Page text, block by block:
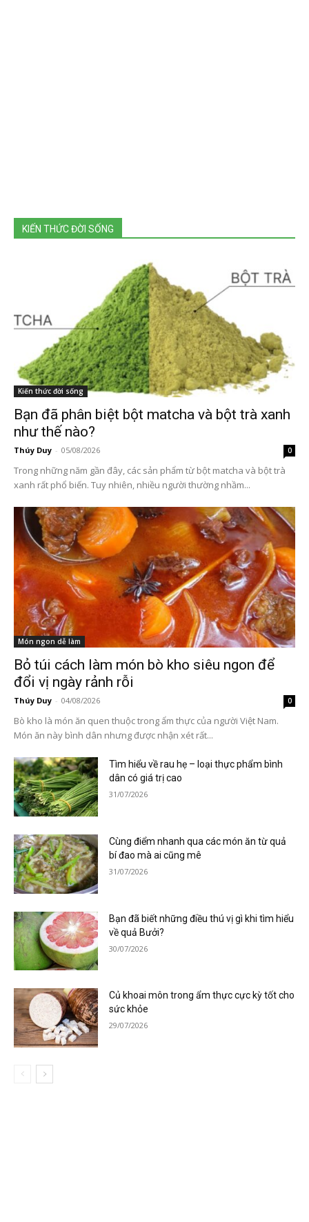
KIẾN THỨC ĐỜI SỐNG
Kiến thức đời sống
Bạn đã phân biệt bột matcha và bột trà xanh
như thế nào?
Thúy Duy - 05/08/2026 0
Trong những năm gần đây, các sản phẩm từ bột matcha và bột trà
xanh rất phổ biến. Tuy nhiên, nhiều người thường nhầm...
Món ngon dễ làm
Bỏ túi cách làm món bò kho siêu ngon để
đổi vị ngày rảnh rỗi
Thúy Duy - 04/08/2026 0
Bò kho là món ăn quen thuộc trong ẩm thực của người Việt Nam.
Món ăn này bình dân nhưng được nhận xét rất...
Tìm hiểu về rau hẹ – loại thực phẩm bình
dân có giá trị cao
31/07/2026
Cùng điểm nhanh qua các món ăn từ quả
bí đao mà ai cũng mê
31/07/2026
Bạn đã biết những điều thú vị gì khi tìm hiểu
về quả Bưởi?
30/07/2026
Củ khoai môn trong ẩm thực cực kỳ tốt cho
sức khỏe
29/07/2026